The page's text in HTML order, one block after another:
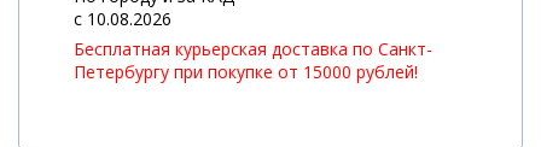
c 10.08.2026
Бесплатная курьерская доставка по Санкт-
Петербургу при покупке от 15000 рублей!